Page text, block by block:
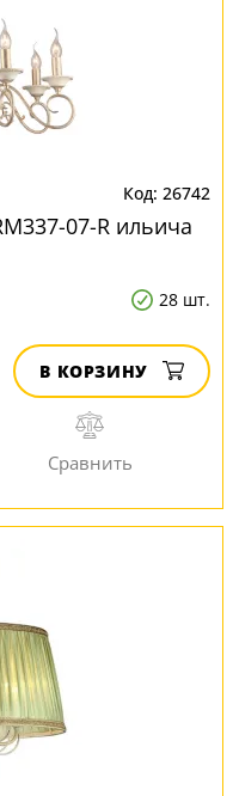
26742
07-R ильича
28 шт.
В КОРЗИНУ